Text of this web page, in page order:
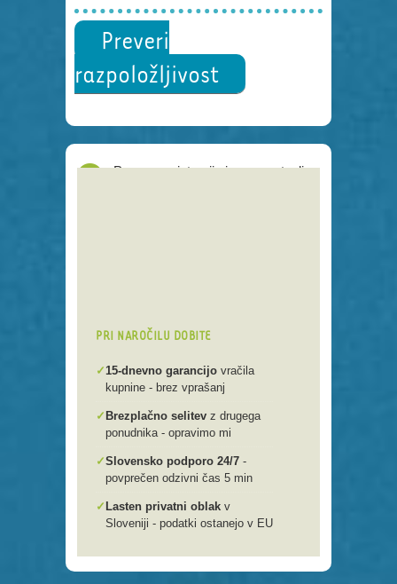
Preveri
razpoložljivost
Proces registracije je poenostavljen
PRI NAROČILU DOBITE
✓15-dnevno garancijo vračila
kupnine - brez vprašanj
✓ Brezplačno selitev z drugega
ponudnika - opravimo mi
✓Slovensko podporo 24/7 -
povprečen odzivni čas 5 min
✓ Lasten privatni oblak v
Sloveniji - podatki ostanejo v EU